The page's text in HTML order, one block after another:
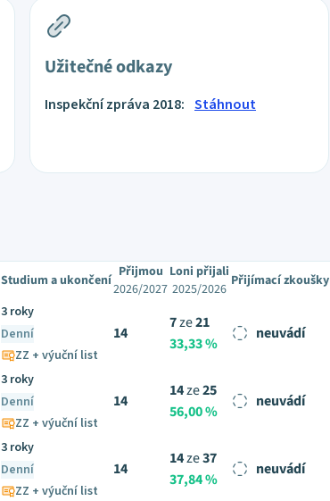
Užitečné odkazy
Inspekční zpráva 2018: Stáhnout
Studium a ukončení Přijmou
2026/2027
Loni přijali
2025/2026 Přijímací zkoušky
3 roky
Denní
ZZ + výuční list
14
7ze21
33,33 %
neuvádí
3 roky
Denní
ZZ + výuční list
14
14ze25
56,00 %
neuvádí
3 roky
Denní
ZZ + výuční list
14
14ze37
37,84 %
neuvádí